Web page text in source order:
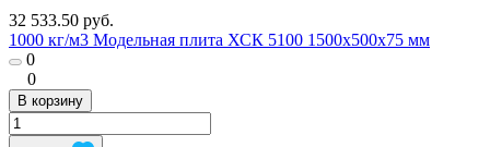
32 533.50 руб.
1000 кг/м3 Модельная плита ХСК 5100 1500х500х75 мм
0
0
В корзину